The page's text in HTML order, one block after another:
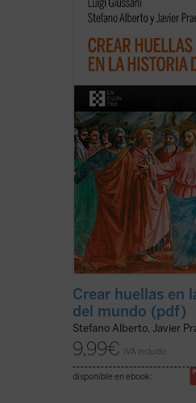
La clave de bóveda del
el descubrimiento del
imprevisto e
que el Misterio se ha
es ...(ver ficha)
Crear huellas en
del mundo (pdf)
Stefano Alberto, Javier
9,99€ IVA incluido
disponible en ebook: